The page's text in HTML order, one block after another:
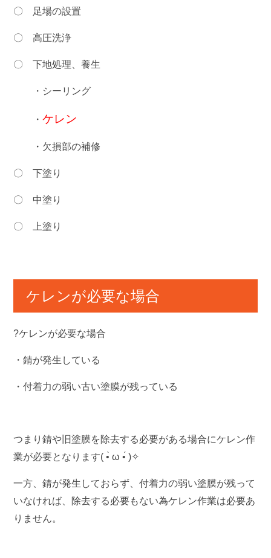
〇 足場の設置
〇 高圧洗浄
〇 下地処理、養生
・シーリング
・ケレン
・欠損部の補修
〇 下塗り
〇 中塗り
〇 上塗り
ケレンが必要な場合
?ケレンが必要な場合
・錆が発生している
・付着力の弱い古い塗膜が残っている
つまり錆や旧塗膜を除去する必要がある場合にケレン作
業が必要となります( •̀ ω •́ )✧
一方、錆が発生しておらず、付着力の弱い塗膜が残って
いなければ、除去する必要もない為ケレン作業は必要あ
りません。